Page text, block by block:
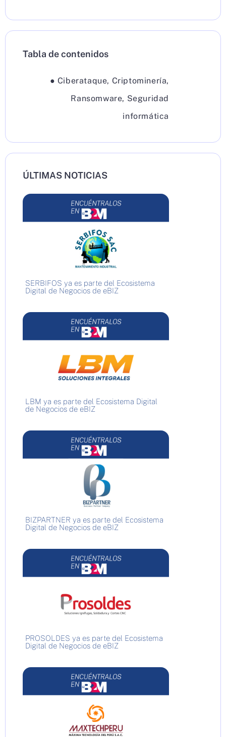
Tabla de contenidos
● Ciberataque, Criptominería,
Ransomware, Seguridad
informática
ÚLTIMAS NOTICIAS
SERBIFOS ya es parte del Ecosistema
Digital de Negocios de eBIZ
LBM ya es parte del Ecosistema Digital
de Negocios de eBIZ
BIZPARTNER ya es parte del Ecosistema
Digital de Negocios de eBIZ
PROSOLDES ya es parte del Ecosistema
Digital de Negocios de eBIZ